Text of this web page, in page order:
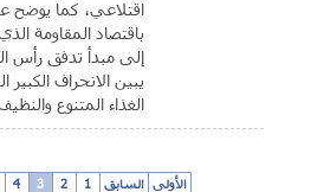
اقتلاعي، كما يوضح
باقتصاد المقاومة
إلى مبدأ تدفق رأس
يبين الانحراف
الغذاء المتنوع
الأولى السابق 1
2
3
4